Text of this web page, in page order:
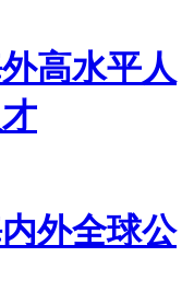
高水平人
外全球公